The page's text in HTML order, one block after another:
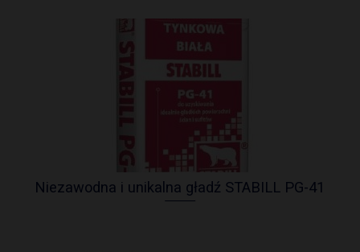
Niezawodna i unikalna gładź STABILL PG-41